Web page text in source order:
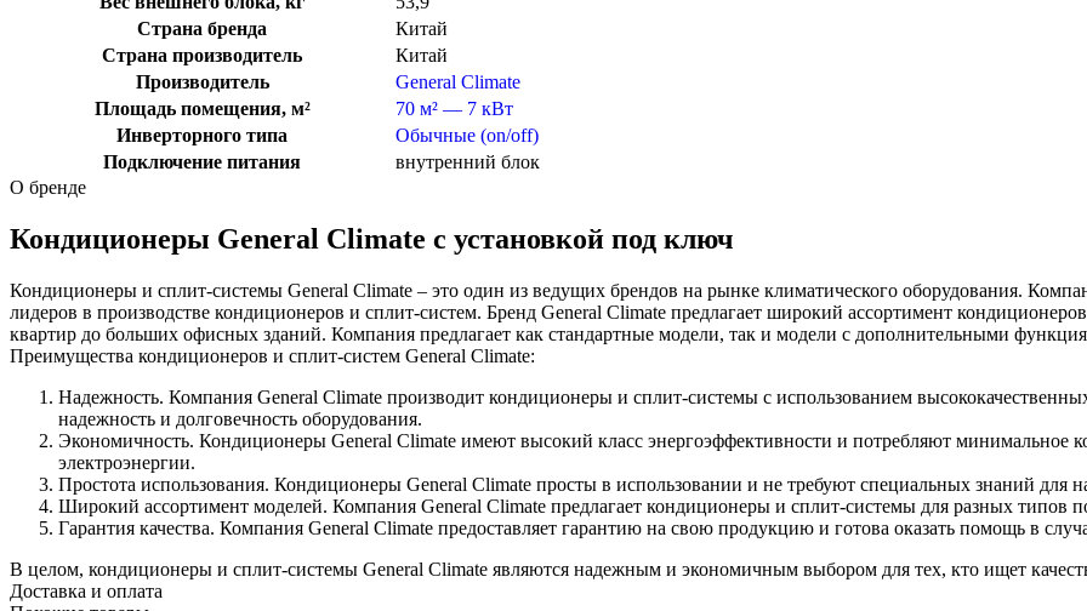
Страна бренда
Китай
Страна производитель
Китай
Производитель
General Climate
Площадь помещения, м²
70 м² — 7 кВт
Инверторного типа
Обычные (on/off)
Подключение питания
внутренний блок
О бренде
Кондиционеры General Climate с установкой под ключ
Кондиционеры и сплит-системы General Climate – это один из ведущих брендов на рынке климатического оборудования.
лидеров в производстве кондиционеров и сплит-систем. Бренд General Climate предлагает широкий ассортимент
квартир до больших офисных зданий. Компания предлагает как стандартные модели, так и модели с дополнительными
Преимущества кондиционеров и сплит-систем General Climate:
Надежность. Компания General Climate производит кондиционеры и сплит-системы с использованием
надежность и долговечность оборудования.
Экономичность. Кондиционеры General Climate имеют высокий класс энергоэффективности и потребляют минимальное
электроэнергии.
Простота использования. Кондиционеры General Climate просты в использовании и не требуют специальных знаний для
Широкий ассортимент моделей. Компания General Climate предлагает кондиционеры и сплит-системы для разных
Гарантия качества. Компания General Climate предоставляет гарантию на свою продукцию и готова оказать помощь в
В целом, кондиционеры и сплит-системы General Climate являются надежным и экономичным выбором для тех, кто ищет
Доставка и оплата